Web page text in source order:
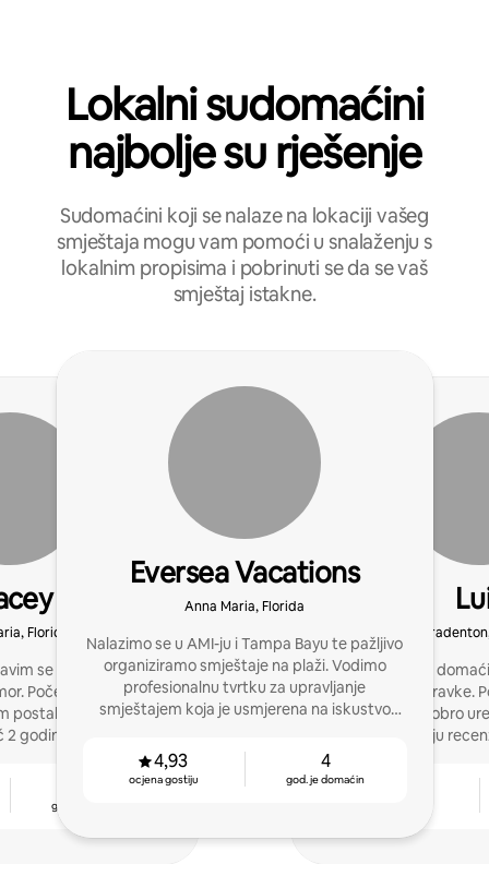
Lokalni sudomaćini
najbolje su rješenje
Sudomaćini koji se nalaze na lokaciji vašeg
smještaja mogu vam pomoći u snalaženju s
lokalnim propisima i pobrinuti se da se vaš
smještaj istakne.
Florida
se iznajmljivanjem
Počela sam kao
postala upraviteljica
godine se bavim
god. je domaćin
Eversea Vacations
Anna Maria, Florida
Nalazimo se u AMI-ju i Tampa Bayu te pažljivo
organiziramo smještaje na plaži. Vodimo
profesionalnu tvrtku za upravljanje
smještajem koja je usmjerena na iskustvo
4,93
ocjena gostiju
4
god. je domaćin
Iskusan sam
kvalitetne boravke.
vodim čiste, dobro
stalno dobivaju